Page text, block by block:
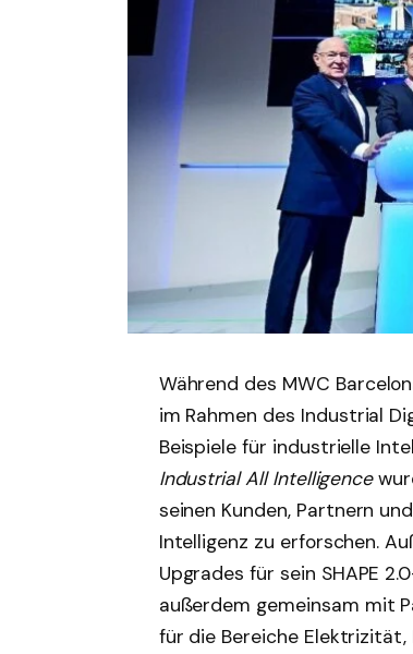
Während des MWC
im Rahmen des Industrial
Beispiele für industrielle
Industrial All Intelligence
seinen Kunden, Partnern
Intelligenz zu erforschen.
Upgrades für sein SHAPE
außerdem gemeinsam mit
für die Bereiche Elektrizität,